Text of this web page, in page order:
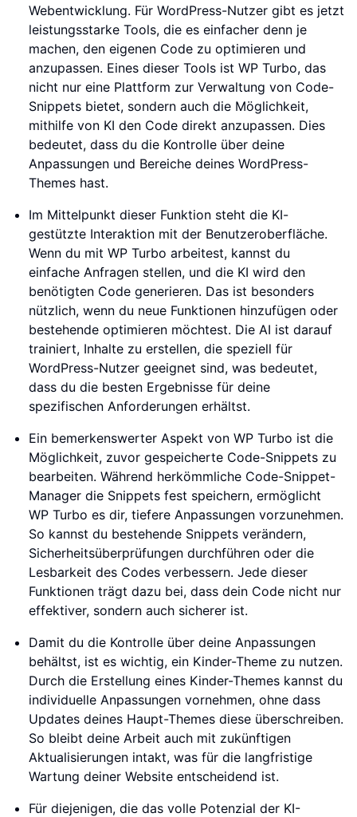
Webentwicklung. Für WordPress-Nutzer gibt es jetzt
leistungsstarke Tools, die es einfacher denn je
machen, den eigenen Code zu optimieren und
anzupassen. Eines dieser Tools ist WP Turbo, das
nicht nur eine Plattform zur Verwaltung von Code-
Snippets bietet, sondern auch die Möglichkeit,
mithilfe von KI den Code direkt anzupassen. Dies
bedeutet, dass du die Kontrolle über deine
Anpassungen und Bereiche deines WordPress-
Themes hast.
Im Mittelpunkt dieser Funktion steht die KI-
gestützte Interaktion mit der Benutzeroberfläche.
Wenn du mit WP Turbo arbeitest, kannst du
einfache Anfragen stellen, und die KI wird den
benötigten Code generieren. Das ist besonders
nützlich, wenn du neue Funktionen hinzufügen oder
bestehende optimieren möchtest. Die AI ist darauf
trainiert, Inhalte zu erstellen, die speziell für
WordPress-Nutzer geeignet sind, was bedeutet,
dass du die besten Ergebnisse für deine
spezifischen Anforderungen erhältst.
Ein bemerkenswerter Aspekt von WP Turbo ist die
Möglichkeit, zuvor gespeicherte Code-Snippets zu
bearbeiten. Während herkömmliche Code-Snippet-
Manager die Snippets fest speichern, ermöglicht
WP Turbo es dir, tiefere Anpassungen vorzunehmen.
So kannst du bestehende Snippets verändern,
Sicherheitsüberprüfungen durchführen oder die
Lesbarkeit des Codes verbessern. Jede dieser
Funktionen trägt dazu bei, dass dein Code nicht nur
effektiver, sondern auch sicherer ist.
Damit du die Kontrolle über deine Anpassungen
behältst, ist es wichtig, ein Kinder-Theme zu nutzen.
Durch die Erstellung eines Kinder-Themes kannst du
individuelle Anpassungen vornehmen, ohne dass
Updates deines Haupt-Themes diese überschreiben.
So bleibt deine Arbeit auch mit zukünftigen
Aktualisierungen intakt, was für die langfristige
Wartung deiner Website entscheidend ist.
Für diejenigen, die das volle Potenzial der KI-